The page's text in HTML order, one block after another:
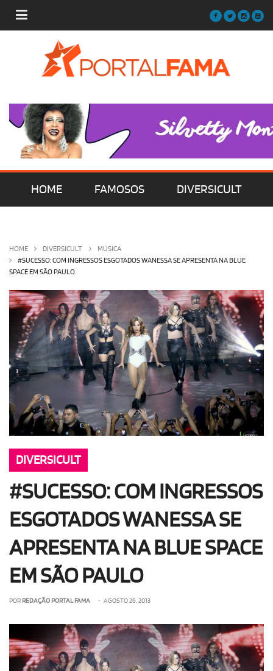
HOME FAMOSOS DIVERSICULT
OLHA ISSO! EU QUERO!
HOME DIVERSICULT
MÚSICA
#SUCESSO: COM INGRESSOS ESGOTADOS WANESSA SE APRESENTA NA BLUE
SPACE EM SÃO PAULO
DIVERSICULT
#SUCESSO: COM INGRESSOS
ESGOTADOS WANESSA SE
APRESENTA NA BLUE SPACE
EM SÃO PAULO
POR REDAÇÃO PORTAL FAMA • AGOSTO 26, 2013